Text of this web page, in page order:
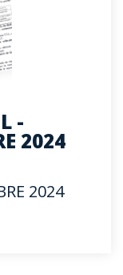
-
2024
2024